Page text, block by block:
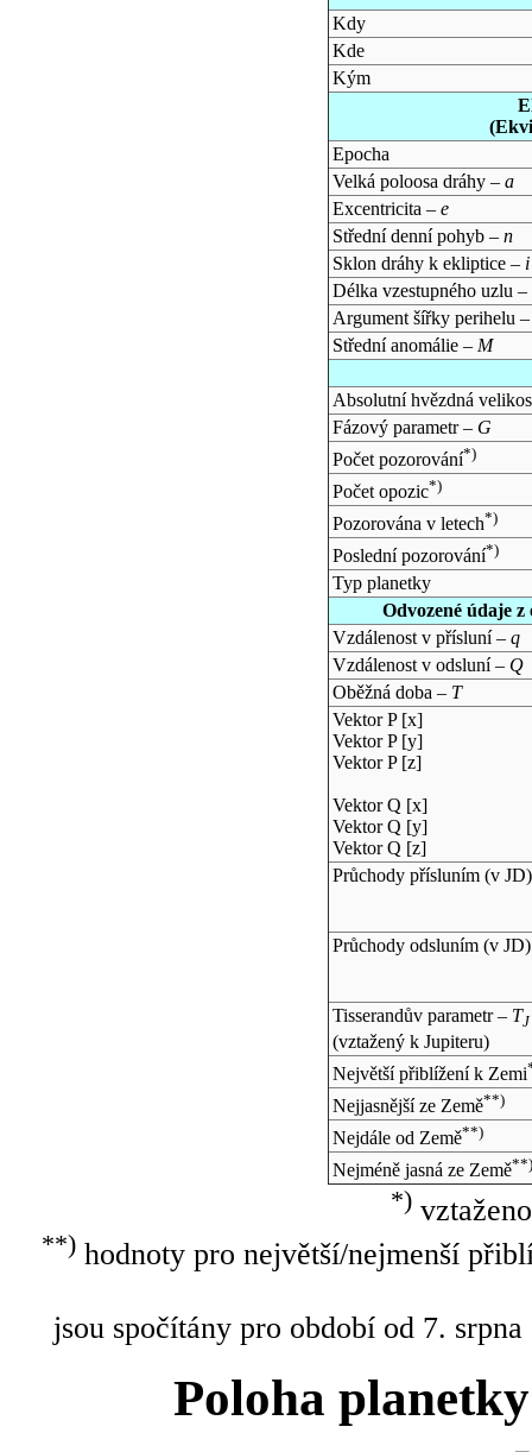
Kdy
Kde
Kým
Epocha
Velká poloosa dráhy – a
Excentricita – e
Střední denní pohyb – n
Sklon dráhy k ekliptice – i
Délka vzestupného uzlu –
Argument šířky perihelu
Střední anomálie – M
Absolutní hvězdná
Fázový parametr – G
Počet pozorování*)
Počet opozic*)
Pozorována v letech*)
Poslední pozorování*)
Typ planetky
Odvozené údaje
Vzdálenost v přísluní – q
Vzdálenost v odsluní – Q
Oběžná doba – T
Vektor P [x]
Vektor P [y]
Vektor P [z]
Vektor Q [x]
Vektor Q [y]
Vektor Q [z]
Průchody přísluním (v JD)
Průchody odsluním (v JD)
Tisserandův parametr – TJ
(vztažený k Jupiteru)
Největší přiblížení k Zemi
Nejjasnější ze Země**)
Nejdále od Země**)
Nejméně jasná ze Země**)
*)
**)hodnoty pro největší/nejmenší
jsou spočítány pro období od 7.
Poloha